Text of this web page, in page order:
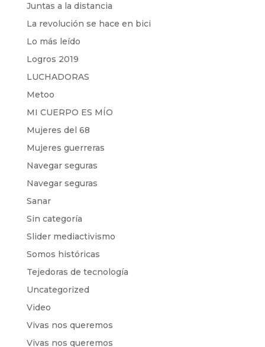
Juntas a la distancia
La revolución se hace en bici
Lo más leído
Logros 2019
LUCHADORAS
Metoo
MI CUERPO ES MÍO
Mujeres del 68
Mujeres guerreras
Navegar seguras
Navegar seguras
Sanar
Sin categoría
Slider mediactivismo
Somos históricas
Tejedoras de tecnología
Uncategorized
Video
Vivas nos queremos
Vivas nos queremos